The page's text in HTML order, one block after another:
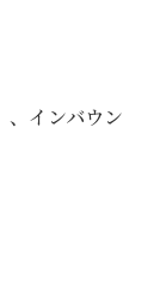
インバウン